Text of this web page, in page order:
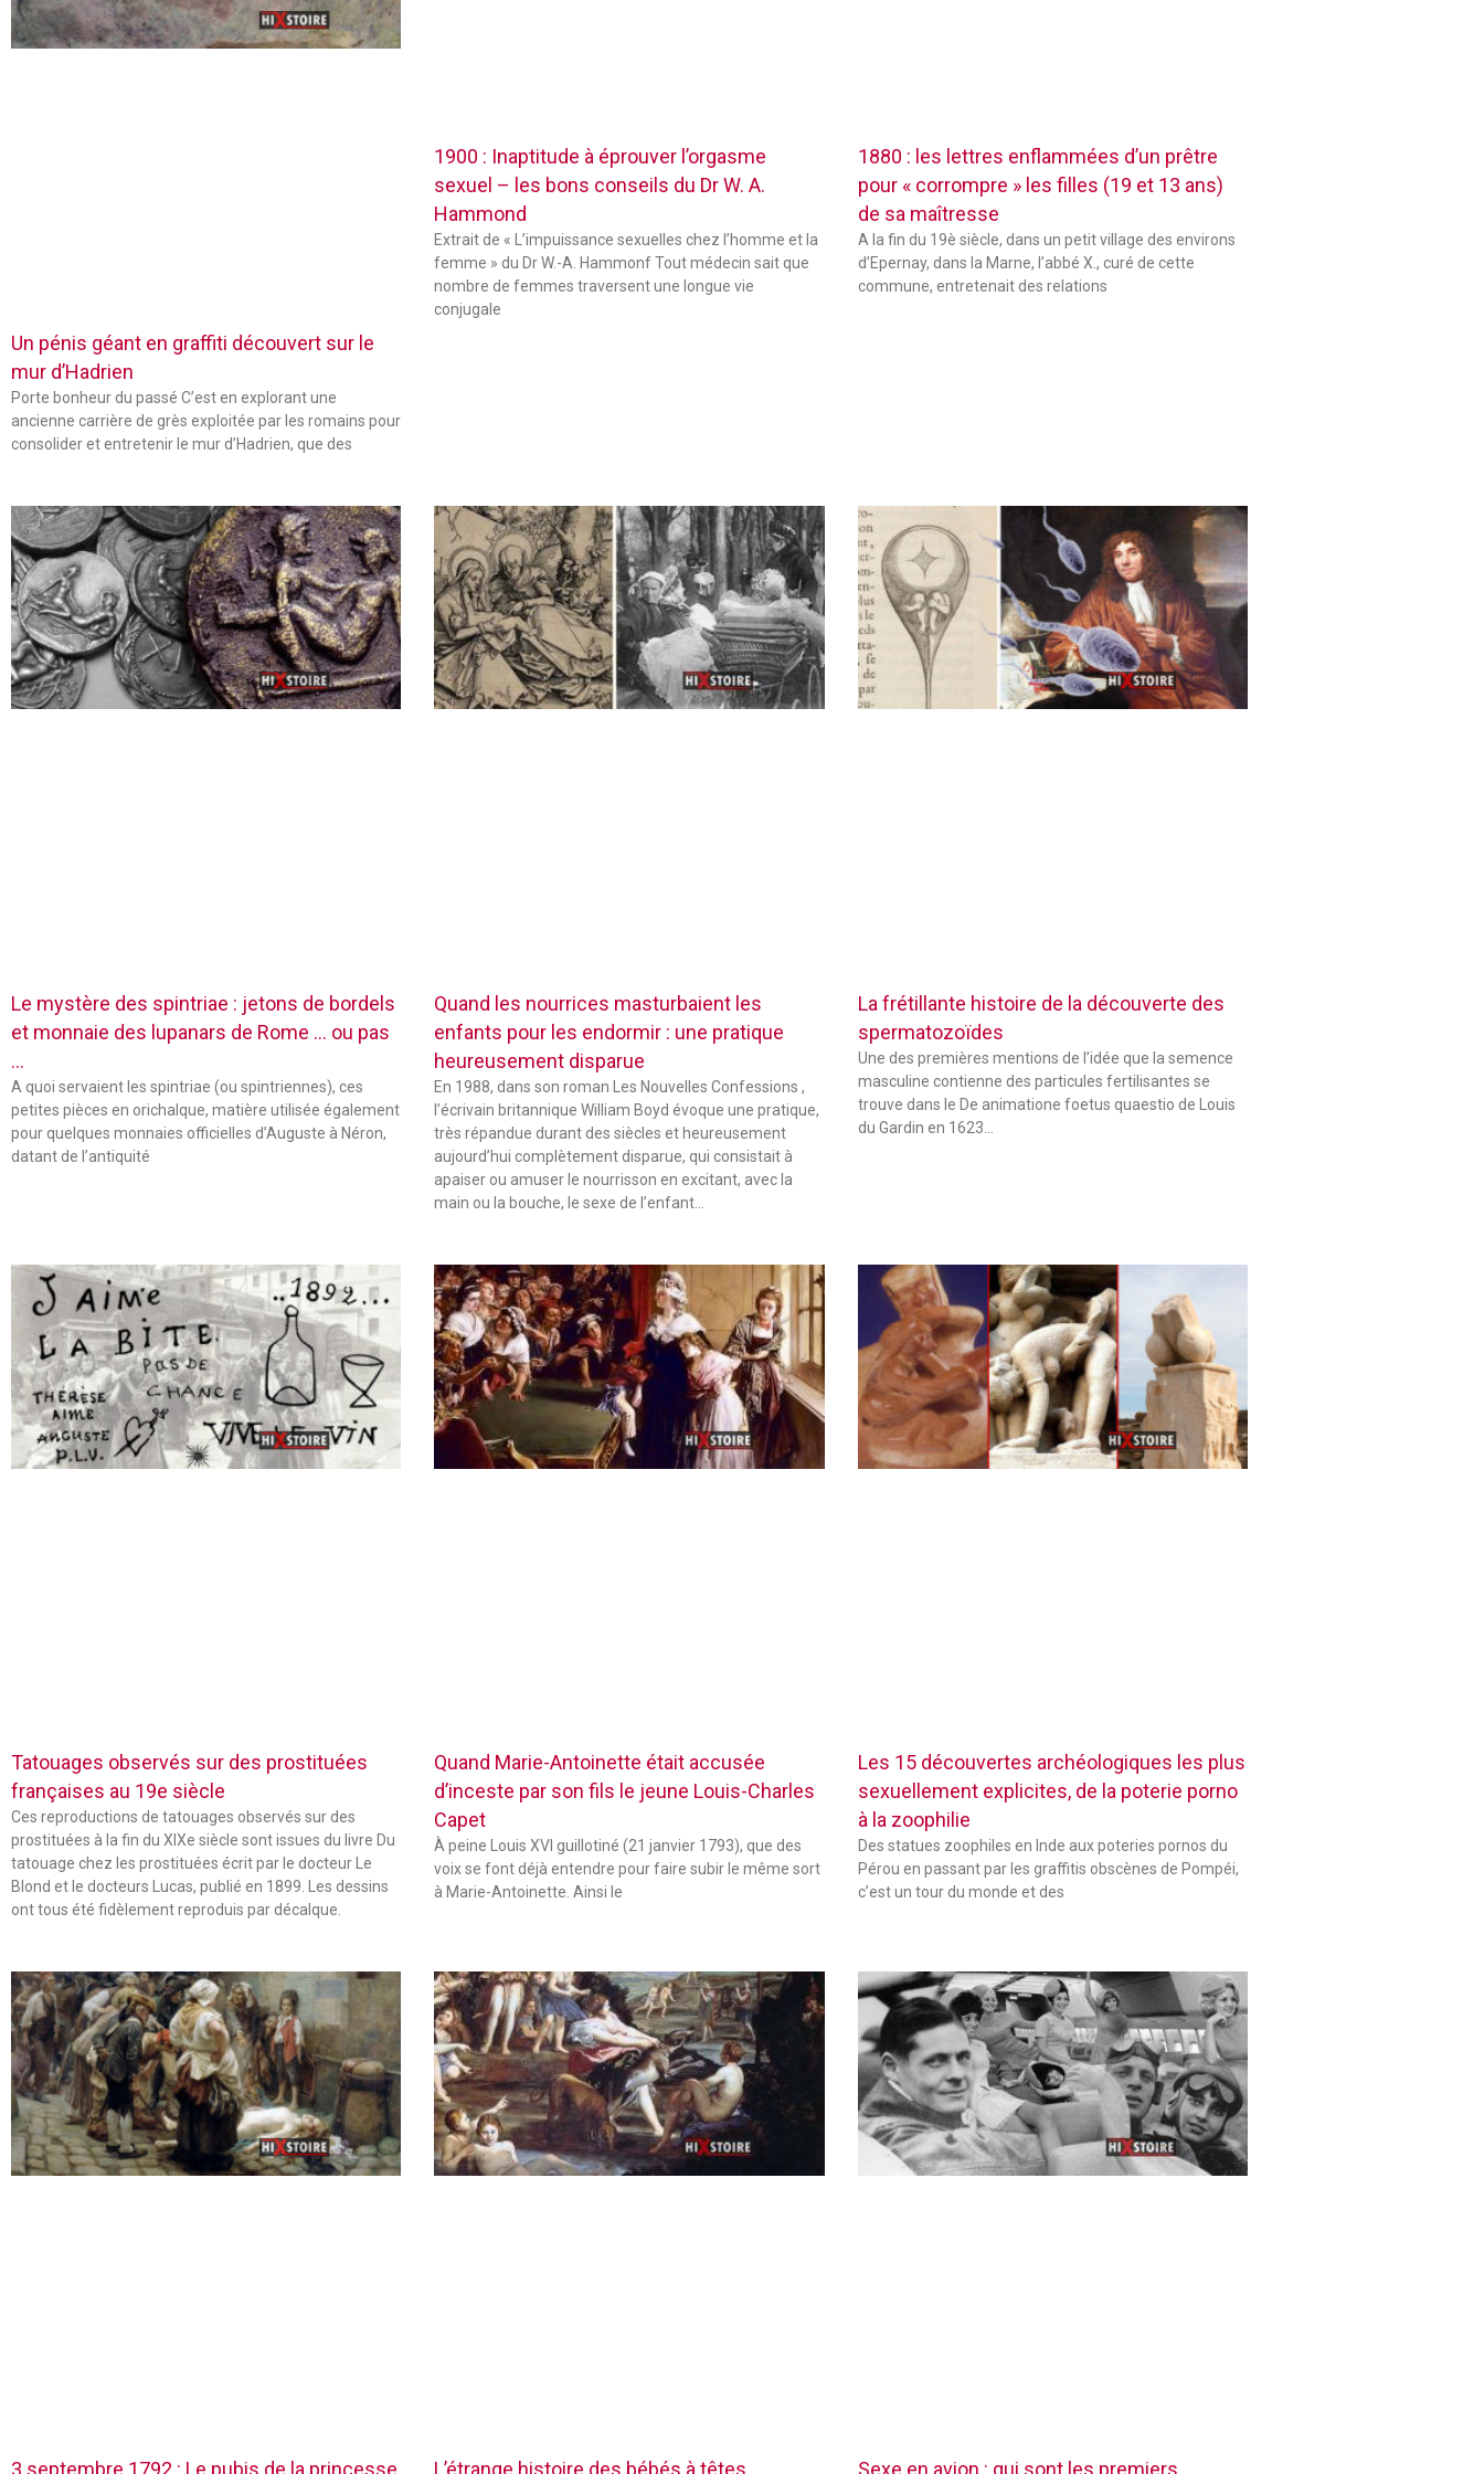
Un pénis géant en graffiti découvert sur le
mur d’Hadrien
Porte bonheur du passé C’est en explorant une
ancienne carrière de grès exploitée par les romains pour
consolider et entretenir le mur d’Hadrien, que des
1900 : Inaptitude à éprouver l’orgasme
sexuel – les bons conseils du Dr W. A.
Hammond
Extrait de « L’impuissance sexuelles chez l’homme et la
femme » du Dr W.-A. Hammonf Tout médecin sait que
nombre de femmes traversent une longue vie
conjugale
1880 : les lettres enflammées d’un prêtre
pour « corrompre » les filles (19 et 13 ans)
de sa maîtresse
A la fin du 19è siècle, dans un petit village des environs
d’Epernay, dans la Marne, l’abbé X., curé de cette
commune, entretenait des relations
Le mystère des spintriae : jetons de bordels
et monnaie des lupanars de Rome … ou pas
…
A quoi servaient les spintriae (ou spintriennes), ces
petites pièces en orichalque, matière utilisée également
pour quelques monnaies officielles d’Auguste à Néron,
datant de l’antiquité
Quand les nourrices masturbaient les
enfants pour les endormir : une pratique
heureusement disparue
En 1988, dans son roman Les Nouvelles Confessions ,
l’écrivain britannique William Boyd évoque une pratique,
très répandue durant des siècles et heureusement
aujourd’hui complètement disparue, qui consistait à
apaiser ou amuser le nourrisson en excitant, avec la
main ou la bouche, le sexe de l’enfant…
La frétillante histoire de la découverte des
spermatozoïdes
Une des premières mentions de l’idée que la semence
masculine contienne des particules fertilisantes se
trouve dans le De animatione foetus quaestio de Louis
du Gardin en 1623…
Tatouages observés sur des prostituées
françaises au 19e siècle
Ces reproductions de tatouages observés sur des
prostituées à la fin du XIXe siècle sont issues du livre Du
tatouage chez les prostituées écrit par le docteur Le
Blond et le docteurs Lucas, publié en 1899. Les dessins
ont tous été fidèlement reproduis par décalque.
Quand Marie-Antoinette était accusée
d’inceste par son fils le jeune Louis-Charles
Capet
À peine Louis XVI guillotiné (21 janvier 1793), que des
voix se font déjà entendre pour faire subir le même sort
à Marie-Antoinette. Ainsi le
Les 15 découvertes archéologiques les plus
sexuellement explicites, de la poterie porno
à la zoophilie
Des statues zoophiles en Inde aux poteries pornos du
Pérou en passant par les graffitis obscènes de Pompéi,
c’est un tour du monde et des
3 septembre 1792 : Le pubis de la princesse L’étrange histoire des bébés à têtes Sexe en avion : qui sont les premiers